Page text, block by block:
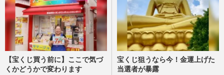
【宝くじ買う前に】ここで気づ
くかどうかで変わります
宝くじ狙うなら今！金運上げた
当選者が暴露